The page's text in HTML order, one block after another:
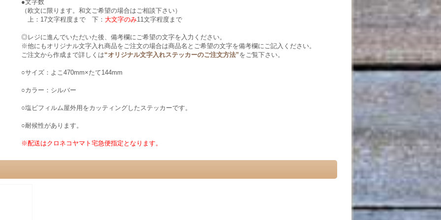
●文字数
（欧文に限ります。和文ご希望の場合はご相談下さい）
上：17文字程度まで 下： 大文字のみ11文字程度まで
◎レジに進んでいただいた後、備考欄にご希望の文字を入力ください。
※他にもオリジナル文字入れ商品をご注文の場合は商品名とご希望の文字を備考欄にご記入ください。
ご注文から作成まで詳しくは“オリジナル文字入れステッカーのご注文方法”をご覧下さい。
○サイズ：よこ470mm×たて144mm
○カラー：シルバー
○塩ビフィルム屋外用をカッティングしたステッカーです。
○耐候性があります。
※配送はクロネコヤマト宅急便指定となります。